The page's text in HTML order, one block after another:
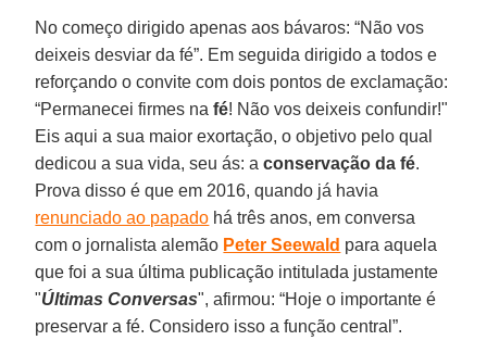
No começo dirigido apenas aos bávaros: “Não vos
deixeis desviar da fé”. Em seguida dirigido a todos e
reforçando o convite com dois pontos de exclamação:
“Permanecei firmes nafé! Não vos deixeis confundir!"
Eis aqui a sua maior exortação, o objetivo pelo qual
dedicou a sua vida, seu ás: aconservação da fé.
Prova disso é que em 2016, quando já havia
renunciado ao papado há três anos, em conversa
com o jornalista alemão Peter Seewald para aquela
que foi a sua última publicação intitulada justamente
"Últimas Conversas", afirmou: “Hoje o importante é
preservar a fé. Considero isso a função central”.